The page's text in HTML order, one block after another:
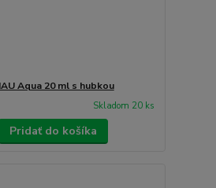
Aqua 20 ml s hubkou
Skladom 20 ks
Pridať do košíka